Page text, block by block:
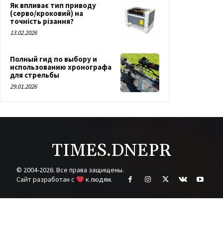
Як впливає тип приводу
(серво/кроковий) на
точність різання?
13.02.2026
Полный гид по выбору и
использованию хронографа
для стрельбы
29.01.2026
TIMES.DNEPR
© 2004-2026. Все права защищены.
Cайт разработан с
к людям.